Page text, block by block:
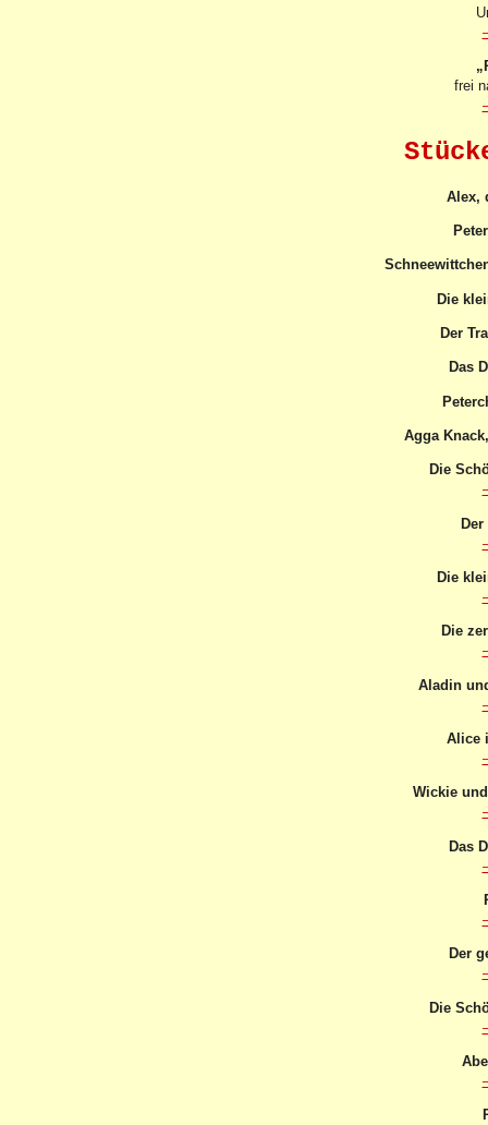
frei
Alex,
Die
Der
Das
Agga
Die
Die
Die
Aladin
Alice
Wickie
Das
Der
Die